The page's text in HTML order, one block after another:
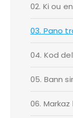
02. Ki ou
03. Pano
04. Kod
05. Bann
06.